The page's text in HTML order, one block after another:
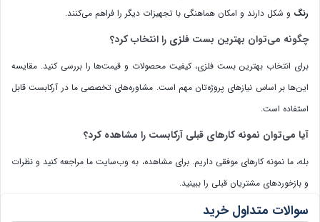
رنگ و شکل دارند و امکان هماهنگی با تجهیزات دیگر را فراهم می‌کنند.
چگونه می‌توان بهترین بست فلزی را انتخاب کرد؟
برای انتخاب بهترین بست فلزی، کیفیت محصولات و قیمت‌ها را بررسی کنید. مقایسه
این‌ها بر اساس نیازهای پروژه‌تان مهم است. مشاوره‌های تخصصی ما در آرکابست قابل
استفاده است.
آیا می‌توان نمونه کارهای قبلی آرکابست را مشاهده کرد؟
بله، ما نمونه کارهای موفقی داریم. برای مشاهده، به وب‌سایت ما مراجعه کنید و نظرات
و بازخوردهای مشتریان قبلی را ببینید.
سوالات متداول خرید